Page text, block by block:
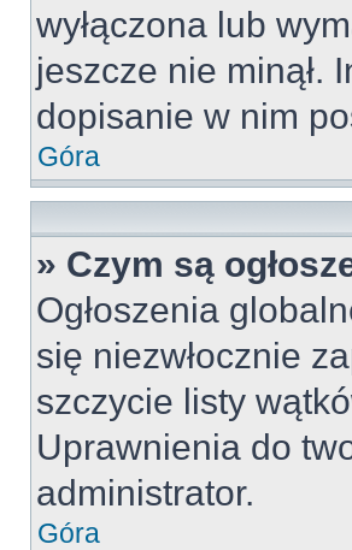
wyłączona lub
jeszcze nie minął.
dopisanie w nim
Góra
» Czym są
Ogłoszenia
się niezwłocznie
szczycie listy
Uprawnienia do
administrator.
Góra